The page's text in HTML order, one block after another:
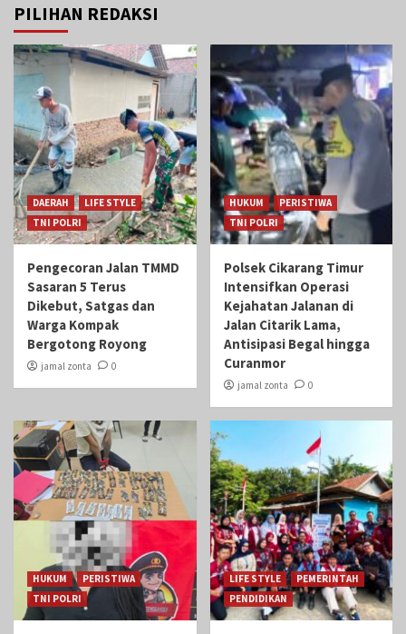
PILIHAN REDAKSI
DAERAH
LIFE STYLE
TNI POLRI
Pengecoran Jalan TMMD
Sasaran 5 Terus
Dikebut, Satgas dan
Warga Kompak
Bergotong Royong
jamal zonta 0
HUKUM
PERISTIWA
TNI POLRI
Polsek Cikarang Timur
Intensifkan Operasi
Kejahatan Jalanan di
Jalan Citarik Lama,
Antisipasi Begal hingga
Curanmor
jamal zonta 0
HUKUM
PERISTIWA
TNI POLRI
LIFE STYLE
PEMERINTAH
PENDIDIKAN